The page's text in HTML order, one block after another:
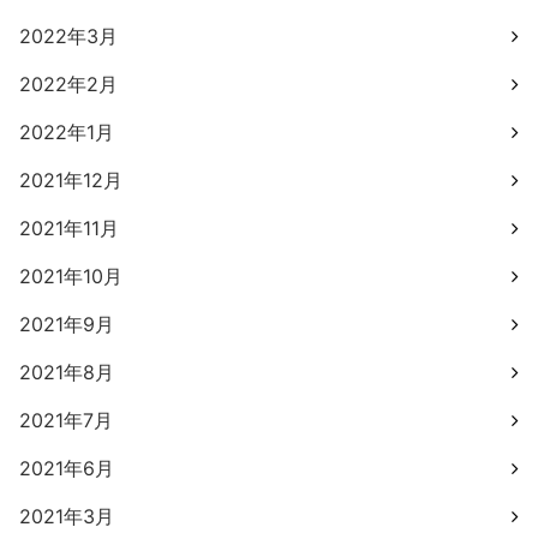
2022年3月
2022年2月
2022年1月
2021年12月
2021年11月
2021年10月
2021年9月
2021年8月
2021年7月
2021年6月
2021年3月